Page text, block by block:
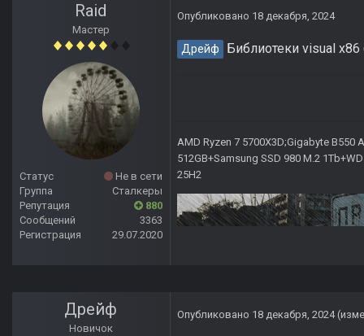
Raid
Мастер
Статус
Не в сети
Группа
Сталкеры
Репутация
880
Сообщений
3363
Регистрация
29.07.2020
Опубликовано 18 декабря, 2024
Дрейф Библиотеки visual
AMD Ryzen 7 5700X3D;Gigabyte B550
512GB+Samsung SSD 980 M.2
25H2
Дрейф
Новичок
Опубликовано 18 декабря, 2024